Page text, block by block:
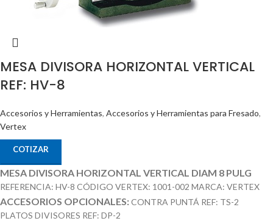
MESA DIVISORA HORIZONTAL VERTICAL
REF: HV-8
Accesorios y Herramientas, Accesorios y Herramientas para Fresado,
Vertex
COTIZAR
MESA DIVISORA HORIZONTAL VERTICAL DIAM 8 PULG
REFERENCIA: HV-8 CÓDIGO VERTEX: 1001-002 MARCA: VERTEX
ACCESORIOS OPCIONALES:CONTRA PUNTÁ REF: TS-2
PLATOS DIVISORES REF: DP-2